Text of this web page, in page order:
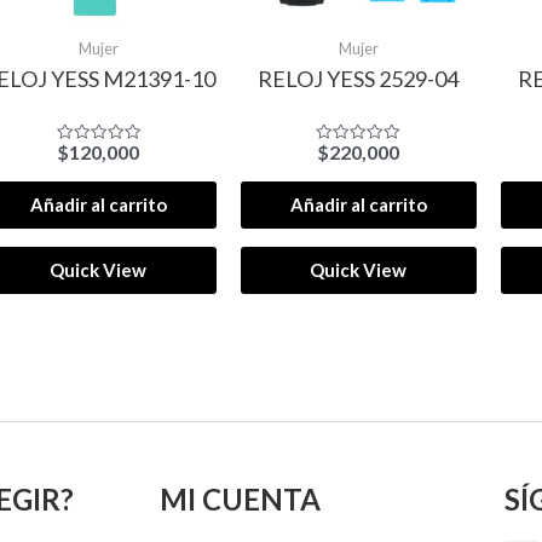
Mujer
YESS M21391-10
Valorado
0
de
5
$120,000
Añadir al carrito
Quick View
Mujer
RELOJ YESS 2529-04
Valorado
0
de
5
$220,000
Añadir al carrito
Quick View
MI CUENTA